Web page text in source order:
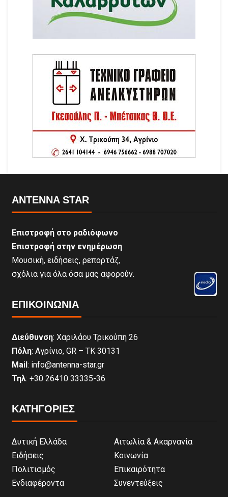
ANTENNA STAR
Επιστροφή στο ραδιόφωνο
Επιστροφή στην ενημέρωση
Μουσική, ειδήσεις, ρεπορτάζ,
σχόλια για όλα όσα μας αφορούν.
ΕΠΙΚΟΙΝΩΝΊΑ
Διεύθυνση: Χαριλάου Τρικούπη 26
Πόλη: Αγρίνιο, GR – ΤΚ 30131
Mail : info@antenna-star.gr
Τηλ: +30 26410 33335-36
ΚΑΤΗΓΟΡΙΕΣ
Δυτική Ελλάδα
Αιτωλία & Ακαρνανία
Ειδήσεις
Κοινωνία
Πολιτισμός
Επικαιρότητα
Ενδιαφέροντα
Συνεντεύξεις